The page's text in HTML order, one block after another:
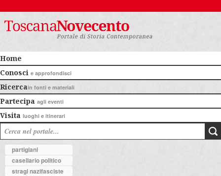
Home
Conosci e approfondisci
Ricercain fonti e materiali
Partecipa agli eventi
Visita luoghi e itinerari
partigiani
casellario politico
stragi nazifasciste